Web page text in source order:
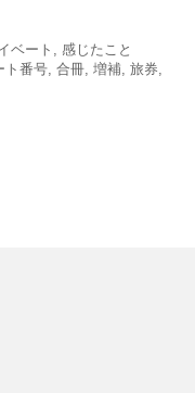
ベート , 感じたこと
ト番号, 合冊, 増補, 旅券,